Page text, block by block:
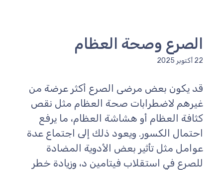
الصرع وصحة العظام
22 أكتوبر 2025
قد يكون بعض مرضى الصرع أكثر عرضة من
غيرهم لاضطرابات صحة العظام مثل نقص
كثافة العظام أو هشاشة العظام، ما يرفع
احتمال الكسور. ويعود ذلك إلى اجتماع عدة
عوامل مثل تأثير بعض الأدوية المضادة
للصرع في استقلاب فيتامين د، وزيادة خطر